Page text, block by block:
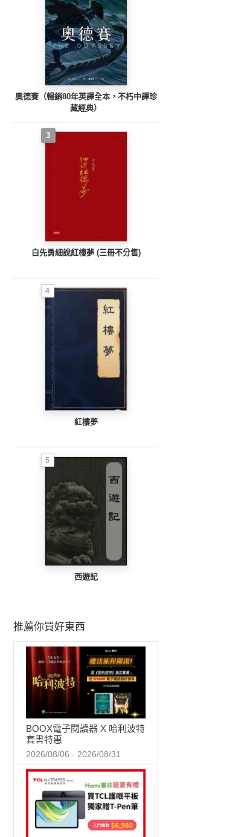
奧德賽（暢銷80年英譯全本，不朽中譯珍
藏經典）
3
白先勇細說紅樓夢 (三冊不分售)
4
紅樓夢
5
西遊記
推薦你買好東西
BOOX電子閱讀器 X 哈利波特
套書特惠
2026/08/06 - 2026/08/31